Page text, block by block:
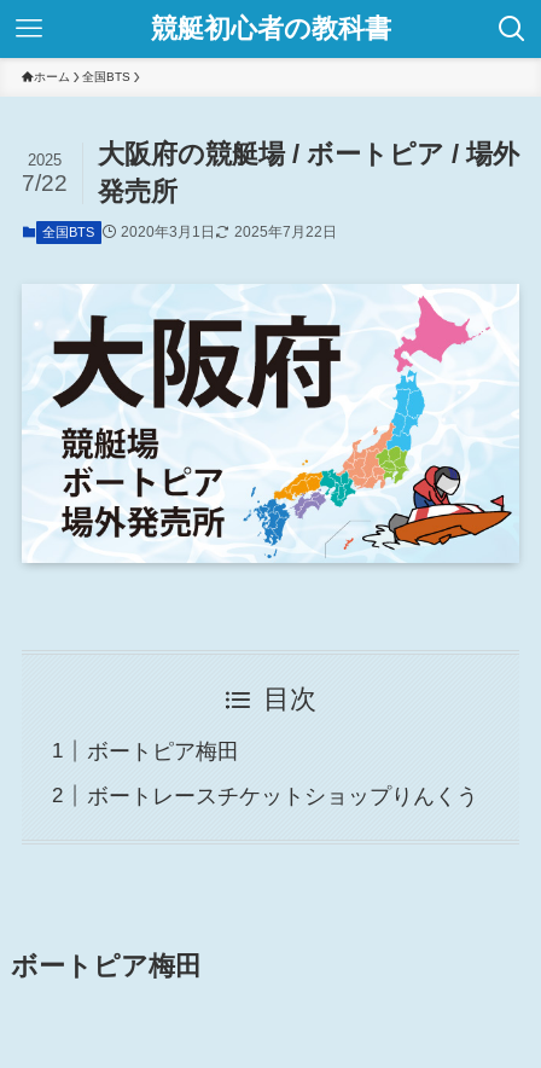
競艇初心者の教科書
ホーム 全国BTS
大阪府の競艇場 / ボートピア / 場外
発売所
2025
7/22
全国BTS 2020年3月1日 2025年7月22日
目次
ボートピア梅田
ボートレースチケットショップりんくう
ボートピア梅田